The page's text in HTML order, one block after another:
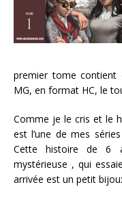
premier tome contient
MG, en format HC, le
Comme je le cris et le
est l’une de mes
Cette histoire de 6
mystérieuse , qui
arrivée est un petit